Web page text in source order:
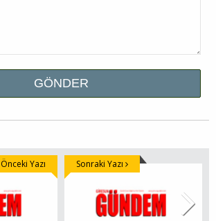
Önceki Yazı Sonraki Yazı